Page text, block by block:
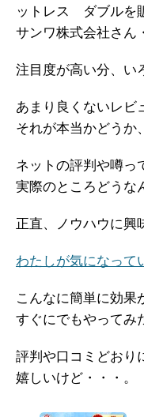
ットレス ダブルを
サンワ株式会社さん
注目度が高い分、い
あまり良くないレビ
それが本当かどうか
ネットの評判や噂っ
実際のところどうな
正直、ノウハウに興
わたしが気になって
こんなに簡単に効果
すぐにでもやってみ
評判や口コミどおり
嬉しいけど・・・。